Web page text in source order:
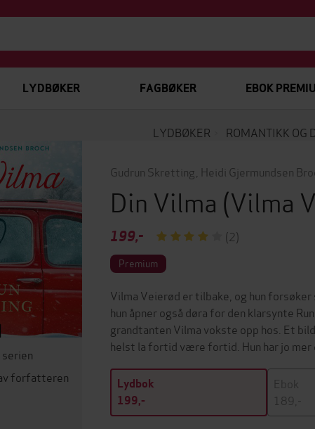
LYDBØKER FAGBØKER EBOK
LYDBØKER ROMANTIKK OG
serien
forfatteren
Gudrun Skretting Heidi Gjermundsen
Din Vilma (Vilma
199,- (2)
Premium
Vilma Veierød er tilbake, og hun
hun åpner også døra for den klarsynte
grandtanten Vilma vokste opp hos. Et
helst la fortid være fortid. Hun har jo mer
Lydbok
199,-
Ebok
189,-